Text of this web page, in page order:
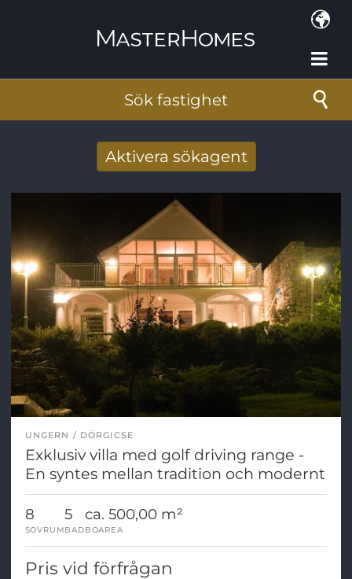
Sök fastighet
Aktivera sökagent
E-postadress
UNGERN DÖRGICSE
Exklusiv villa med golf driving range -
En syntes mellan tradition och modernt
8
SOVRUM
5
BAD
ca. 500,00 m²
BOAREA
Pris vid förfrågan